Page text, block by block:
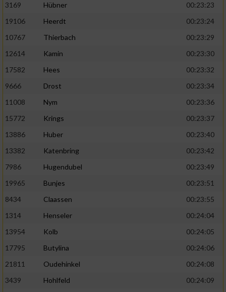
3169
Hübner
00:23:23
19106
Heerdt
00:23:24
10767
Thierbach
00:23:29
12614
Kamin
00:23:30
17582
Hees
00:23:32
9666
Drost
00:23:34
11008
Nym
00:23:36
15772
Krings
00:23:37
13886
Huber
00:23:40
13382
Katenbring
00:23:42
7986
Hugendubel
00:23:49
19965
Bunjes
00:23:51
8434
Claassen
00:23:55
1314
Henseler
00:24:04
13954
Kolb
00:24:05
17795
Butylina
00:24:06
21811
Oudehinkel
00:24:08
3439
Hohlfeld 00:24:09